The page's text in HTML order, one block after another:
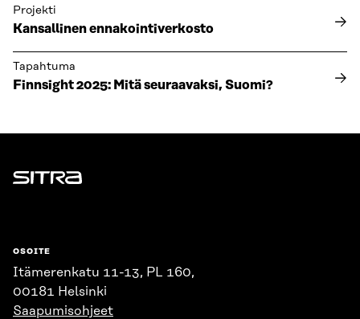
Projekti
Kansallinen ennakointiverkosto
Tapahtuma
Finnsight 2025: Mitä seuraavaksi, Suomi?
Sitra
OSOITE
Itämerenkatu 11-13, PL 160,
00181 Helsinki
Saapumisohjeet